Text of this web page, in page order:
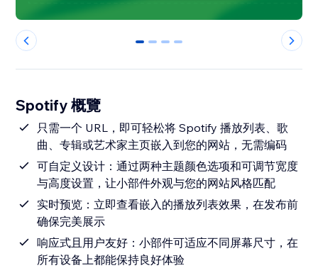
0 1 2 3
Spotify 概覽
只需一个 URL，即可轻松将 Spotify 播放列表、歌
曲、专辑或艺术家主页嵌入到您的网站，无需编码
可自定义设计：通过两种主题颜色选项和可调节宽度
与高度设置，让小部件外观与您的网站风格匹配
实时预览：立即查看嵌入的播放列表效果，在发布前
确保完美展示
响应式且用户友好：小部件可适应不同屏幕尺寸，在
所有设备上都能保持良好体验